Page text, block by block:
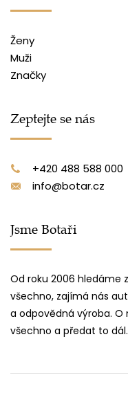
Ženy
Muži
Značky
Zeptejte se nás
+420 488 588 000
info@botar.cz
Jsme Botaři
Od roku 2006 hledáme
všechno, zajímá nás
a odpovědná výroba.
všechno a předat to dál.